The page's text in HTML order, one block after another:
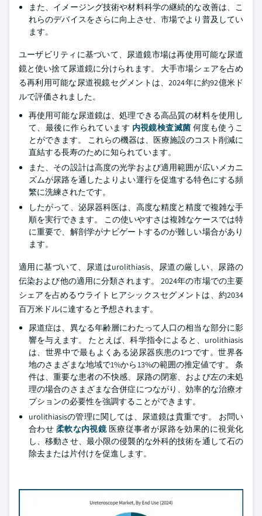
また、イメージング技術や材料科学の継続的な改善は、こ
れらのデバイスをさらに向上させ、市場でより普及してい
ます。
ユーザビリティに基づいて、尿道鏡市場は再使用可能な尿道
鏡と使い捨て尿道鏡に分けられます。 大手市場シェアを占め
る再利用可能な尿道視鏡セグメントは、2024年に約92億米ド
ルで評価されました。
再使用可能な尿道鏡は、処理できる高品質の材料を使用し
て、最後に作られています 内視鏡検査滅菌 何度も使うこ
とができます。 これらの機器は、医療施設のコスト削減に
直結する長寿のために知られています。
また、その設計は高度の光学および適用範囲が広いメカニ
ズムが尿路を通したよりよい運行を促進する特色にする頻
繁に洗練されたです。
したがって、泌尿器科医は、高度な精度と精度で複雑な手
順を実行できます。 この使いやすさは複雑なケースでは特
に重要で、解剖学がナビゲートするのが難しい場合があり
ます。
適用に基づいて、尿道はurolithiasis、尿道の厳しい、尿路の
伝染および他の適用に分類されます。 2024年の市場での主要
シェアを占めるウライトヒアシックスセグメントは、約2034
百万米ドルに達すると予想されます。
尿道症は、異なる年齢層にわたって人口の相当な部分に影
響を与えます。 たとえば、科学指令によると、urolithiasis
は、世界中で最もよくある泌尿器疾患の1つです。世界各
地のさまざまな地域で1%から13%の範囲の推定値です。 条
件は、重要な患者の不快感、尿路の閉塞、および左の未処
理の場合のさまざまな合併症につながり、効率的な治療オ
プションの必要性を強調することができます。
urolithiasisの管理に関しては、尿道鏡は貴重です。 お問い
合わせ 柔軟な内視鏡医療従事者が尿路を効果的に視覚化
し、移動させ、最小限の侵襲的な外科的技術を通して石の
除去または片付けを促進します。